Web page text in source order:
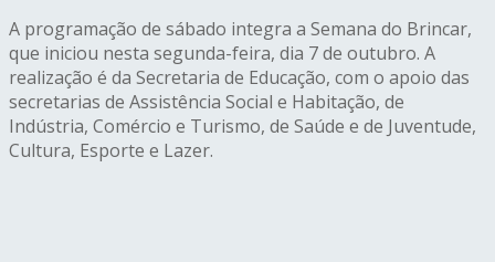
A programação de sábado integra a Semana do Brincar,
que iniciou nesta segunda-feira, dia 7 de outubro. A
realização é da Secretaria de Educação, com o apoio das
secretarias de Assistência Social e Habitação, de
Indústria, Comércio e Turismo, de Saúde e de Juventude,
Cultura, Esporte e Lazer.